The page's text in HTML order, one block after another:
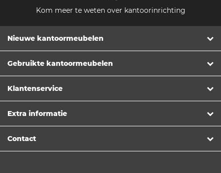
Kom meer te weten over kantoorinrichting
Nieuwe kantoormeubelen
Gebruikte kantoormeubelen
Klantenservice
Extra informatie
Contact